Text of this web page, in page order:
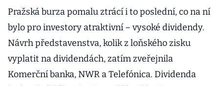
Pražská burza pomalu ztrácí i to poslední, co na ní
bylo pro investory atraktivní – vysoké dividendy.
Návrh představenstva, kolik z loňského zisku
vyplatit na dividendách, zatím zveřejnila
Komerční banka, NWR a Telefónica. Dividenda